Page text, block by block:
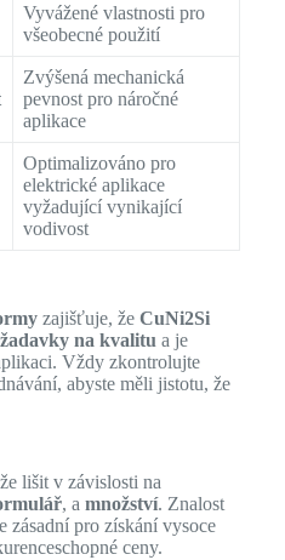
Vyvážené vlastnosti pro
všeobecné použití
Zvýšená mechanická
pevnost pro náročné
aplikace
Optimalizováno pro
elektrické aplikace
vyžadující vynikající
vodivost
zajišťuje, že CuNi2Si
na kvalitua je
Vždy zkontrolujte
abyste měli jistotu, že
lišit v závislosti na
, a množství. Znalost
zásadní pro získání vysoce
ceny.